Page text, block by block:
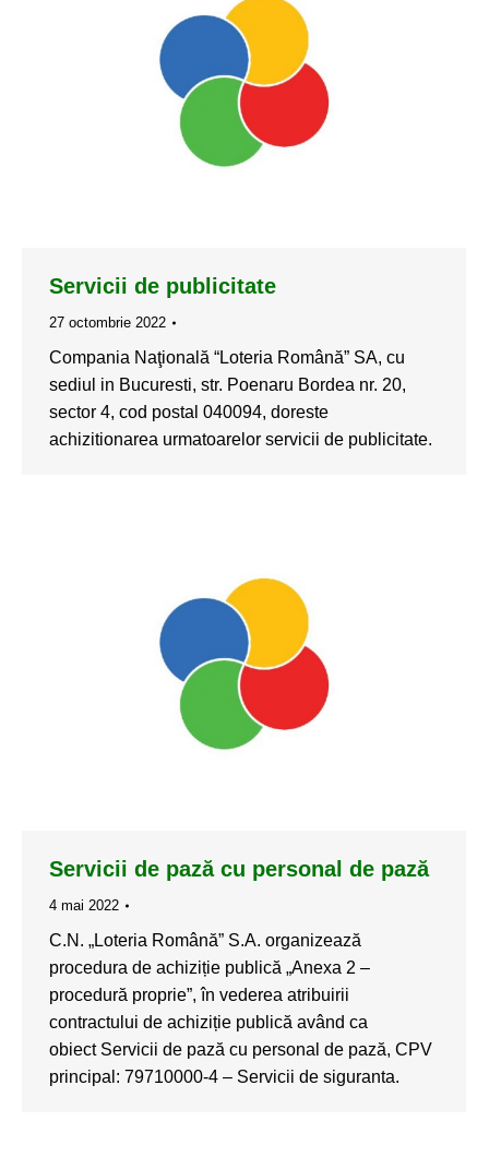
Servicii de publicitate
27 octombrie 2022
Compania Naţională “Loteria Română” SA, cu
sediul in Bucuresti, str. Poenaru Bordea nr. 20,
sector 4, cod postal 040094, doreste
achizitionarea urmatoarelor servicii de publicitate.
Servicii de pază cu personal de pază
4 mai 2022
C.N. „Loteria Română” S.A. organizează
procedura de achiziție publică „Anexa 2 –
procedură proprie”, în vederea atribuirii
contractului de achiziție publică având ca
obiect Servicii de pază cu personal de pază, CPV
principal: 79710000-4 – Servicii de siguranta.